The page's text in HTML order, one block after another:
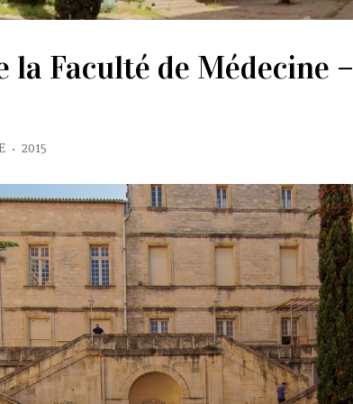
Faculté de Médecine –
• 2015